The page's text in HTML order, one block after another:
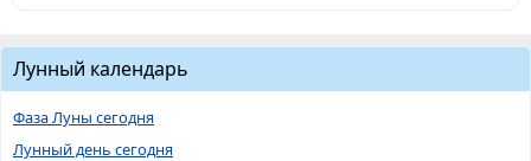
Лунный календарь
Фаза Луны сегодня
Лунный день сегодня